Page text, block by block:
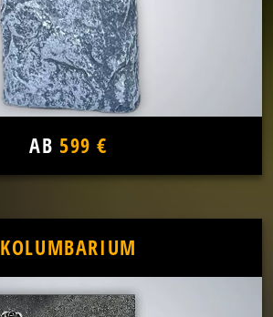
AB 599 €
KOLUMBARIUM